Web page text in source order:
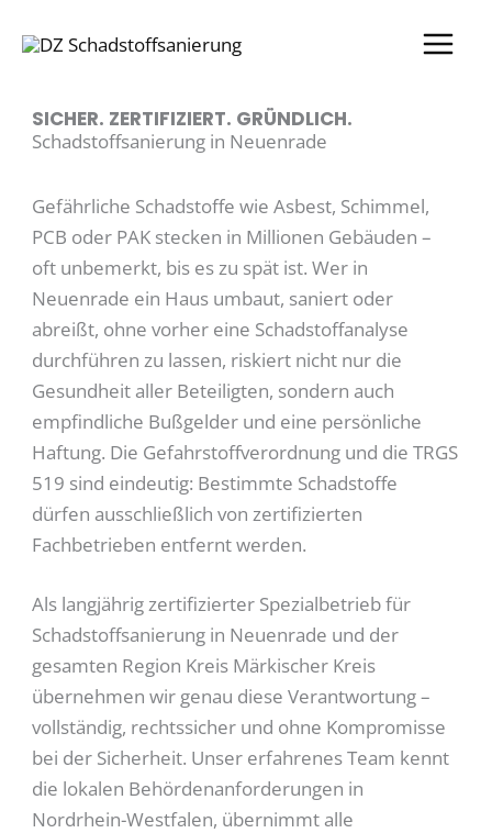
Inhalt
SICHER. ZERTIFIZIERT. GRÜNDLICH.
Schadstoffsanierung in Neuenrade
Gefährliche Schadstoffe wie Asbest, Schimmel,
PCB oder PAK stecken in Millionen Gebäuden –
oft unbemerkt, bis es zu spät ist. Wer in
Neuenrade ein Haus umbaut, saniert oder
abreißt, ohne vorher eine Schadstoffanalyse
durchführen zu lassen, riskiert nicht nur die
Gesundheit aller Beteiligten, sondern auch
empfindliche Bußgelder und eine persönliche
Haftung. Die Gefahrstoffverordnung und die TRGS
519 sind eindeutig: Bestimmte Schadstoffe
dürfen ausschließlich von zertifizierten
Fachbetrieben entfernt werden.
Als langjährig zertifizierter Spezialbetrieb für
Schadstoffsanierung in Neuenrade und der
gesamten Region Kreis Märkischer Kreis
übernehmen wir genau diese Verantwortung –
vollständig, rechtssicher und ohne Kompromisse
bei der Sicherheit. Unser erfahrenes Team kennt
die lokalen Behördenanforderungen in
Nordrhein-Westfalen, übernimmt alle